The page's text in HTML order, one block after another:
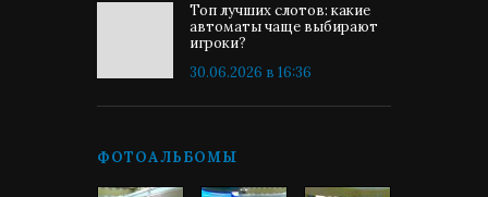
Топ лучших слотов: какие
автоматы чаще выбирают
игроки?
30.06.2026 в 16:36
ФОТОАЛЬБОМЫ